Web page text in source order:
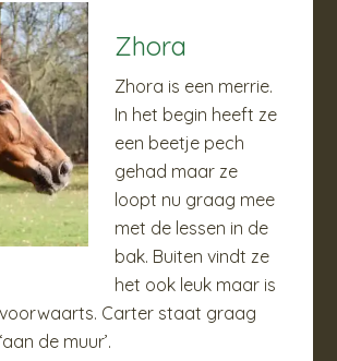
Zhora
Zhora is een merrie.
In het begin heeft ze
een beetje pech
gehad maar ze
loopt nu graag mee
met de lessen in de
bak. Buiten vindt ze
het ook leuk maar is
Carter staat graag
de muur’.